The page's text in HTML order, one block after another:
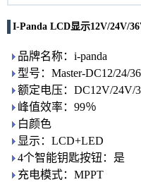
I-Panda LCD显示12V/24V/
品牌名称：i-panda
型号：Master-DC12/24/
额定电压：DC12V/24V/
峰值效率：99％
白颜色
显示：LCD+LED
4个智能钥匙按钮：是
充电模式：MPPT